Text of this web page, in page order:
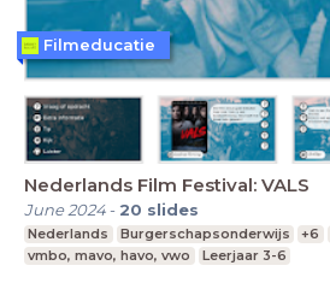
Nederlands Film Festival: VALS
June 2024- 20 slides
Nederlands Burgerschapsonderwijs +6
vmbo, mavo, havo, vwo
Leerjaar 3-6
Filmeducatie